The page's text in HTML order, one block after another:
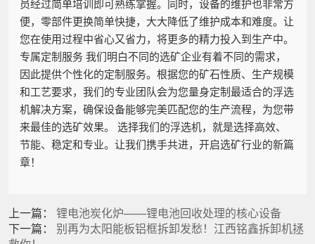
员经过简单培训即可熟练掌握。同时，设备的维护也非常方
便，零部件更换简单快捷，大大降低了维护成本和难度。让
您在使用过程中省心又省力，将更多的精力投入到生产中。
专属定制服务 我们明白不同的选矿企业有着不同的需求，
因此提供个性化的定制服务。根据您的矿石性质、生产规模
和工艺要求，我们的专业团队会为您量身定制最适合的浮选
机解决方案，确保设备能够完美匹配您的生产流程，为您带
来最佳的选矿效果。 选择我们的浮选机，就是选择高效、
节能、稳定和专业。让我们携手共进，开启选矿行业的新篇
章！
上一篇： 锂电池炭化炉——锂电池回收处理的核心设备
下一篇： 别再为太阳能板铝框拆卸发愁！江西铭鑫拆卸机拯